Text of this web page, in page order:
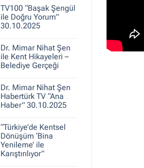
Deprem
Gerçeği
ve
Şehirlerin
TV100 “Başak Şengül
ile Doğru Yorum”
30.10.2025
TV100
“Başak
Şengül
ile
30.10.2025
Dr. Mimar Nihat Şen
ile Kent Hikayeleri –
Belediye Gerçeği
Dr.
Mimar
Nihat
Şen
Hikayeleri
–
Belediye
Gerçeği
Dr. Mimar Nihat Şen
Habertürk TV “Ana
Haber” 30.10.2025
Dr.
Mimar
Nihat
Şen
Habertürk
“Türkiye’de Kentsel
Dönüşüm ‘Bina
Yenileme’ ile
Karıştırılıyor”